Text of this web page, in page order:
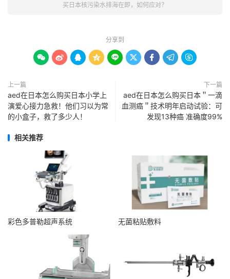
买日本核污染水排海在即，如何应对？
分享到
        
上一篇
aed在日本怎么购买日本小学上
演爱心接力急救！他们习以为常
的小盒子，救了多少人！
下一篇
aed在日本怎么购买日本＂一滴
血测癌＂技术明年启动试验：可
发现13种癌 准确度99%
相关推荐
彩色多普勒超声系统 无菌粘贴敷料